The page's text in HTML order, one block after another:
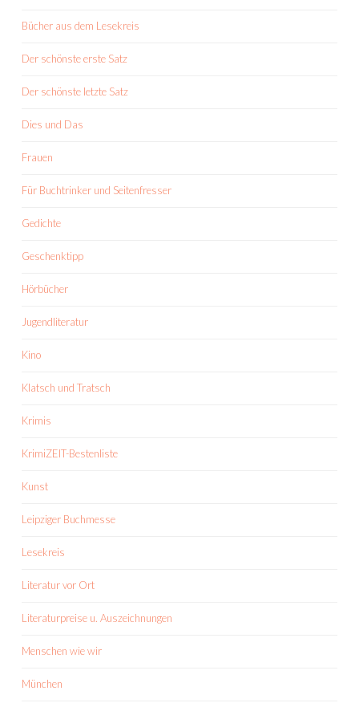
Bücher aus dem Lesekreis
Der schönste erste Satz
Der schönste letzte Satz
Dies und Das
Frauen
Für Buchtrinker und Seitenfresser
Gedichte
Geschenktipp
Hörbücher
Jugendliteratur
Kino
Klatsch und Tratsch
Krimis
KrimiZEIT-Bestenliste
Kunst
Leipziger Buchmesse
Lesekreis
Literatur vor Ort
Literaturpreise u. Auszeichnungen
Menschen wie wir
München